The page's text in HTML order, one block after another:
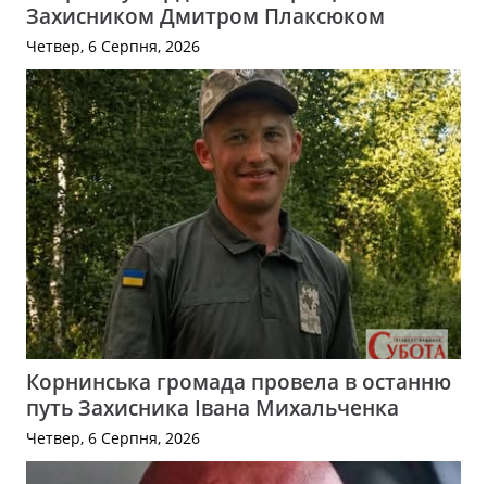
Захисником Дмитром Плаксюком
Четвер, 6 Серпня, 2026
Корнинська громада провела в останню
путь Захисника Івана Михальченка
Четвер, 6 Серпня, 2026